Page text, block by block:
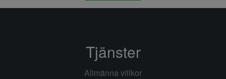
Tjänster
Allmänna villkor